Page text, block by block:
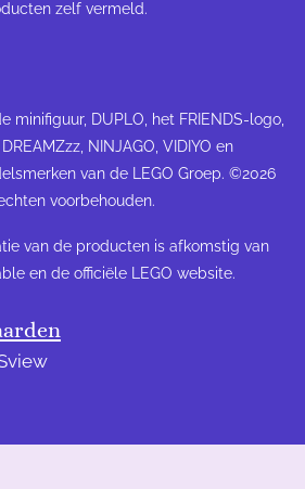
zelf vermeld.
minifiguur, DUPLO, het FRIENDS-logo,
NINJAGO, VIDIYO en
van de LEGO Groep. ©2026
voorbehouden.
van de producten is afkomstig van
en de officiële LEGO website.